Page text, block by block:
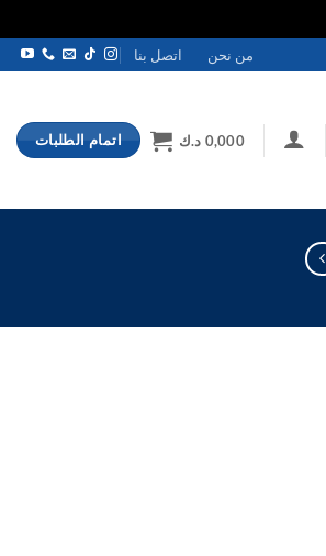
من نحن اتصل بنا
0,000 د.ك اتمام الطلبات